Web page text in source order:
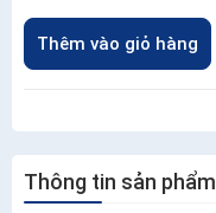
Thêm vào giỏ hàng
Thông tin sản phẩm